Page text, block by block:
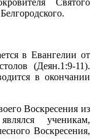
в Евангелии от
(Деян.1:9-11).
в окончании
Воскресения из
ученикам,
Воскресения,